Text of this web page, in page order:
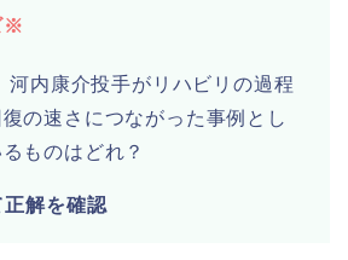
※
河内康介投手がリハビリの過程
の速さにつながった事例とし
ものはどれ？
解を確認